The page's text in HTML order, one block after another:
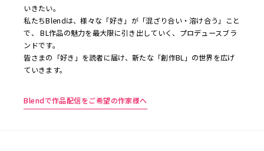
いきたい。
私たちBlendは、様々な「好き」が「混ざり合い・溶け合う」こと
で、 BL作品の魅力を最大限に引き出していく、プロデュースブラ
ンドです。
皆さまの「好き」を読者に届け、新たな「創作BL」の世界を広げ
ていきます。
Blendで作品配信をご希望の作家様へ